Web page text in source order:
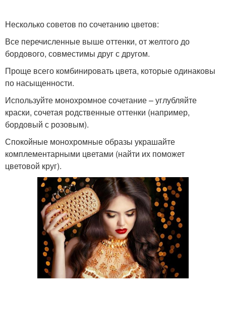
Несколько советов по сочетанию цветов:
Все перечисленные выше оттенки, от желтого до
бордового, совместимы друг с другом.
Проще всего комбинировать цвета, которые одинаковы
по насыщенности.
Используйте монохромное сочетание – углубляйте
краски, сочетая родственные оттенки (например,
бордовый с розовым).
Спокойные монохромные образы украшайте
комплементарными цветами (найти их поможет
цветовой круг).